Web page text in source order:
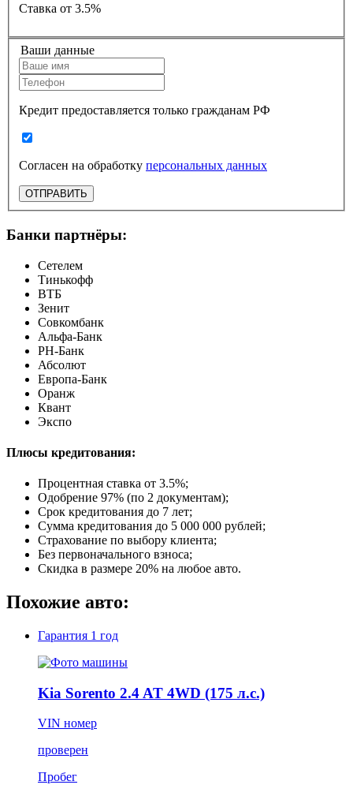
Ставка от 3.5%
Ваши данные
Кредит предоставляется только гражданам РФ
Согласен на обработку персональных данных
ОТПРАВИТЬ
Банки партнёры:
Сетелем
Тинькофф
ВТБ
Зенит
Совкомбанк
Альфа-Банк
РН-Банк
Абсолют
Европа-Банк
Оранж
Квант
Экспо
Плюсы кредитования:
Процентная ставка от 3.5%;
Одобрение 97% (по 2 документам);
Срок кредитования до 7 лет;
Сумма кредитования до 5 000 000 рублей;
Страхование по выбору клиента;
Без первоначального взноса;
Скидка в размере 20% на любое авто.
Похожие авто:
Гарантия 1 год
Kia Sorento 2.4 AT 4WD (175 л.с.)
VIN номер
проверен
Пробег